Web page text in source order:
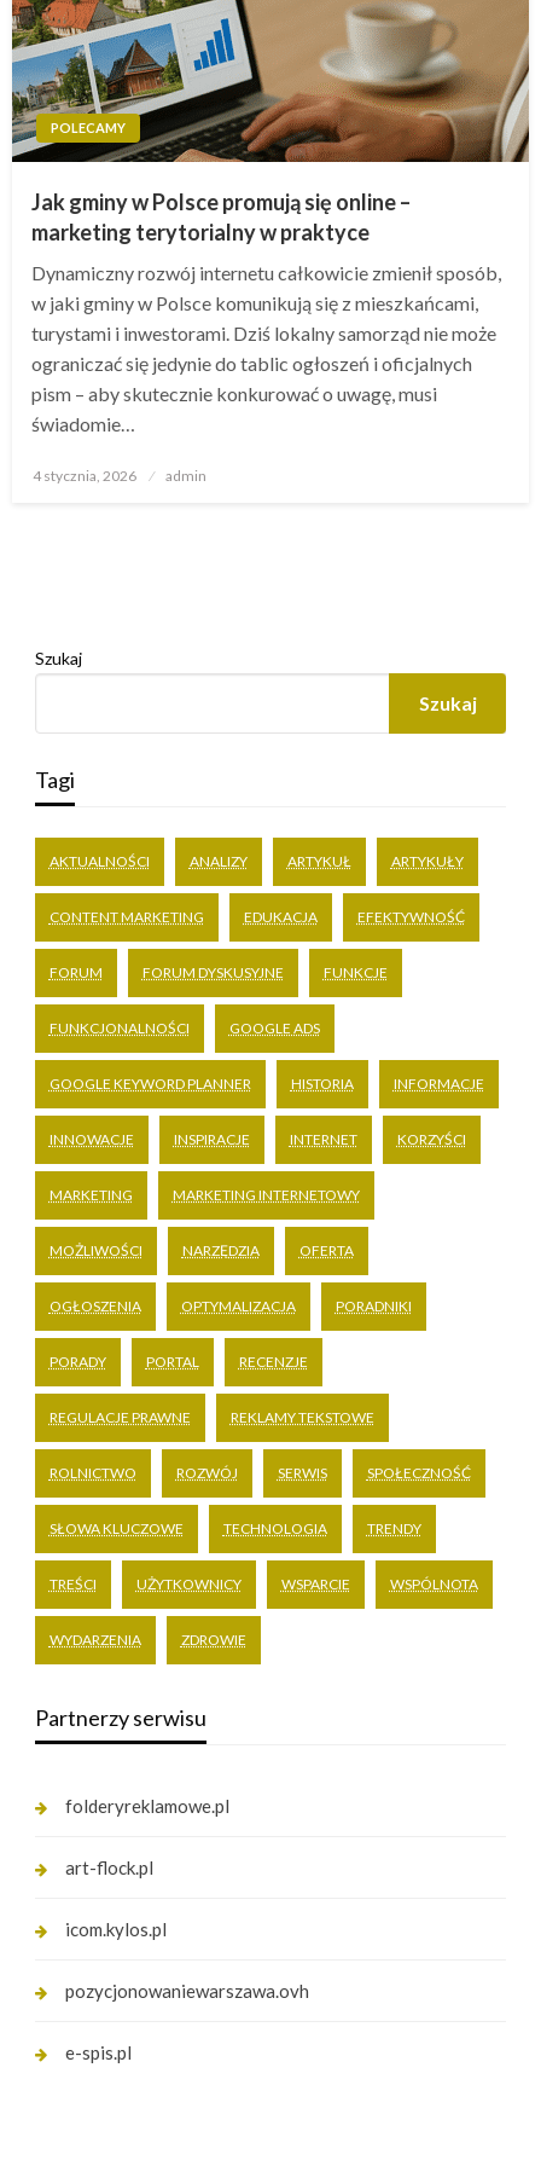
POLECAMY
Jak gminy w Polsce promują się online –
marketing terytorialny w praktyce
Dynamiczny rozwój internetu całkowicie zmienił sposób,
w jaki gminy w Polsce komunikują się z mieszkańcami,
turystami i inwestorami. Dziś lokalny samorząd nie może
ograniczać się jedynie do tablic ogłoszeń i oficjalnych
pism – aby skutecznie konkurować o uwagę, musi
świadomie…
Opublikowane
4 stycznia, 2026 admin
Szukaj
Szukaj
Tagi
AKTUALNOŚCI ANALIZY ARTYKUŁ ARTYKUŁY
CONTENT MARKETING EDUKACJA EFEKTYWNOŚĆ
FORUM FORUM DYSKUSYJNE FUNKCJE
FUNKCJONALNOŚCI GOOGLE ADS
GOOGLE KEYWORD PLANNER HISTORIA INFORMACJE
INNOWACJE INSPIRACJE INTERNET KORZYŚCI
MARKETING MARKETING INTERNETOWY
MOŻLIWOŚCI NARZĘDZIA OFERTA
OGŁOSZENIA OPTYMALIZACJA PORADNIKI
PORADY PORTAL RECENZJE
REGULACJE PRAWNE REKLAMY TEKSTOWE
ROLNICTWO ROZWÓJ SERWIS SPOŁECZNOŚĆ
SŁOWA KLUCZOWE TECHNOLOGIA TRENDY
TREŚCI UŻYTKOWNICY WSPARCIE WSPÓLNOTA
WYDARZENIA ZDROWIE
Partnerzy serwisu
folderyreklamowe.pl
art-flock.pl
icom.kylos.pl
pozycjonowaniewarszawa.ovh
e-spis.pl